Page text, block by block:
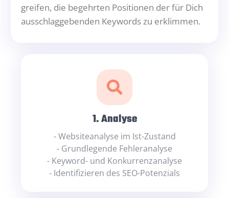
greifen, die begehrten Positionen der für Dich
ausschlaggebenden Keywords zu erklimmen.
1. Analyse
- Websiteanalyse im Ist-Zustand
- Grundlegende Fehleranalyse
- Keyword- und Konkurrenzanalyse
- Identifizieren des SEO-Potenzials